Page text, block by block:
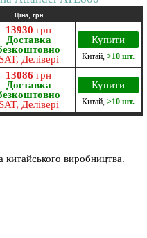
виробництва.
Ціна, грн
13930 грн
Доставка
SAT, Делівері
Купити
Китай >10 шт.
13086 грн
Доставка
SAT, Делівері
Купити
Китай >10 шт.